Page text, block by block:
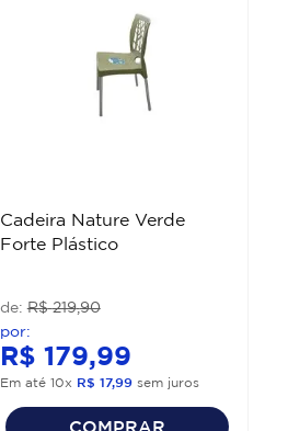
Cadeira Nature Verde
Forte Plástico
R$ 219,90
R$ 179,99
Em até 10x R$ 17,99sem juros
COMPRAR